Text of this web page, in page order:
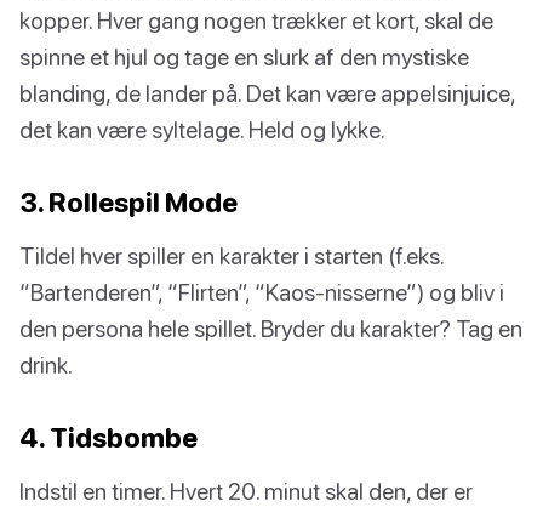
kopper. Hver gang nogen trækker et kort, skal de
spinne et hjul og tage en slurk af den mystiske
blanding, de lander på. Det kan være appelsinjuice,
det kan være syltelage. Held og lykke.
3. Rollespil Mode
Tildel hver spiller en karakter i starten (f.eks.
“Bartenderen”, “Flirten”, “Kaos-nisserne”) og bliv i
den persona hele spillet. Bryder du karakter? Tag en
drink.
4. Tidsbombe
Indstil en timer. Hvert 20. minut skal den, der er